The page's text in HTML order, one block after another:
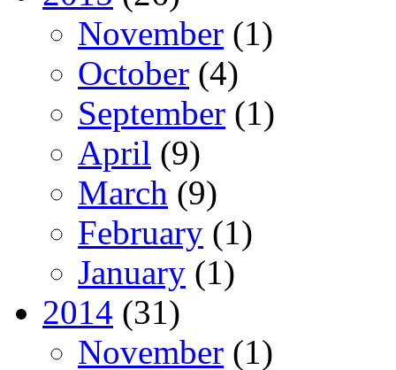
November (1)
October (4)
September (1)
April (9)
March (9)
February (1)
January (1)
2014 (31)
November (1)